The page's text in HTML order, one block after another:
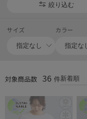
絞り込む
サイズ カラー
対象商品数 36 件